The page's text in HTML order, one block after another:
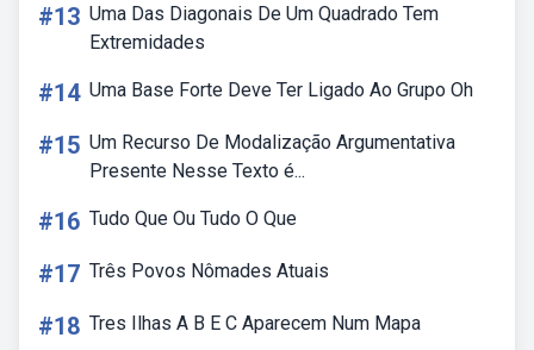
#13 Uma Das Diagonais De Um Quadrado Tem
Extremidades
#14 Uma Base Forte Deve Ter Ligado Ao Grupo Oh
#15 Um Recurso De Modalização Argumentativa
Presente Nesse Texto é...
#16 Tudo Que Ou Tudo O Que
#17 Três Povos Nômades Atuais
#18 Tres Ilhas A B E C Aparecem Num Mapa